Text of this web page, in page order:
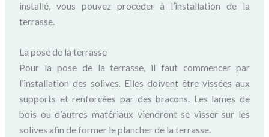
installé, vous pouvez procéder à l’installation de la
terrasse.
La pose de la terrasse
Pour la pose de la terrasse, il faut commencer par
l’installation des solives. Elles doivent être vissées aux
supports et renforcées par des bracons. Les lames de
bois ou d’autres matériaux viendront se visser sur les
solives afin de former le plancher de la terrasse.